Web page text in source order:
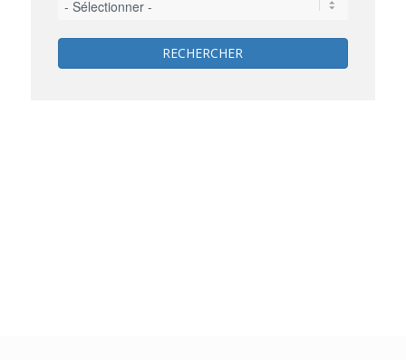
RECHERCHER